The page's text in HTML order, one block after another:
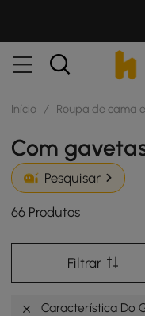
Início / Roupa de cama
Com
Pesquisar
66 Produtos
Filtrar
Característica Do